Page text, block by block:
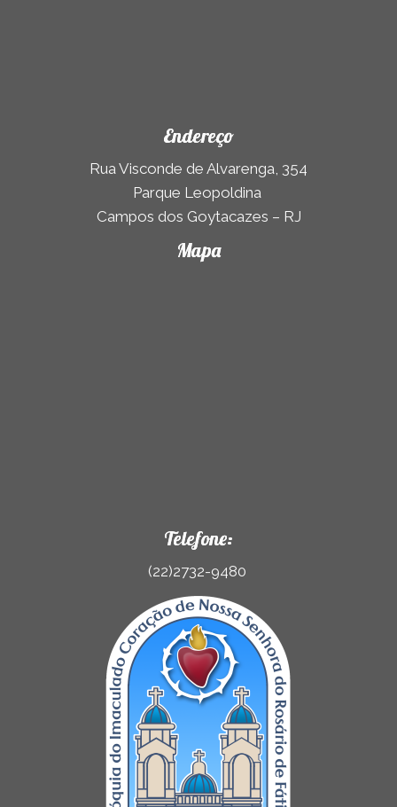
Endereço
Rua Visconde de Alvarenga, 354
Parque Leopoldina
Campos dos Goytacazes – RJ
Mapa
Telefone:
(22)2732-9480